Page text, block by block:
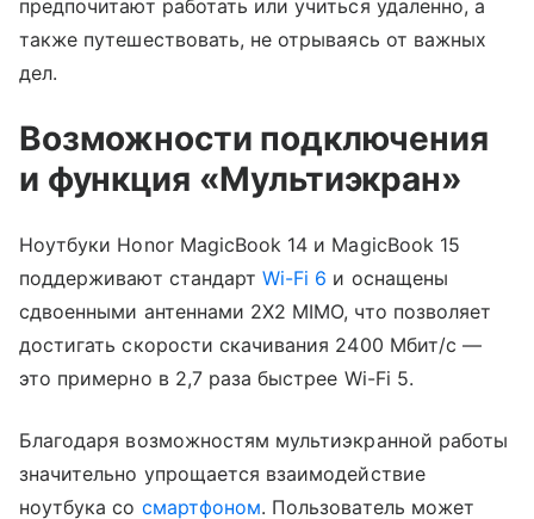
предпочитают работать или учиться удаленно, а
также путешествовать, не отрываясь от важных
дел.
Возможности подключения
и функция «Мультиэкран»
Ноутбуки Honor MagicBook 14 и MagicBook 15
поддерживают стандартWi-Fi 6 и оснащены
сдвоенными антеннами 2X2 MIMO, что позволяет
достигать скорости скачивания 2400 Мбит/с —
это примерно в 2,7 раза быстрее Wi-Fi 5.
Благодаря возможностям мультиэкранной работы
значительно упрощается взаимодействие
ноутбука со смартфоном. Пользователь может